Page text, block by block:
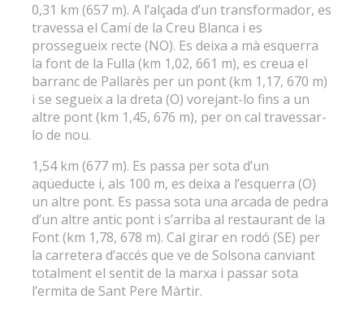
0,31 km (657 m). A l’alçada d’un transformador, es
travessa el Camí de la Creu Blanca i es
prossegueix recte (NO). Es deixa a mà esquerra
la font de la Fulla (km 1,02, 661 m), es creua el
barranc de Pallarès per un pont (km 1,17, 670 m)
i se segueix a la dreta (O) vorejant-lo fins a un
altre pont (km 1,45, 676 m), per on cal travessar-
lo de nou.
1,54 km (677 m). Es passa per sota d’un
aqüeducte i, als 100 m, es deixa a l’esquerra (O)
un altre pont. Es passa sota una arcada de pedra
d’un altre antic pont i s’arriba al restaurant de la
Font (km 1,78, 678 m). Cal girar en rodó (SE) per
la carretera d’accés que ve de Solsona canviant
totalment el sentit de la marxa i passar sota
l’ermita de Sant Pere Màrtir.